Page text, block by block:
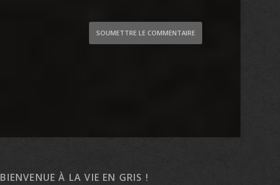
SOUMETTRE LE COMMENTAIRE
BIENVENUE À LA VIE EN GRIS !